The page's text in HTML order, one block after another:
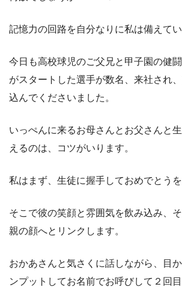
記憶力の回路を自分なりに私は備えてい
今日も高校球児のご父兄と甲子園の健
がスタートした選手が数名、来社され
込んでくださいました。
いっぺんに来るお母さんとお父さんと
えるのは、コツがいります。
私はまず、生徒に握手しておめでとうを
そこで彼の笑顔と雰囲気を飲み込み、
親の顔へとリンクします。
おかあさんと気さくに話しながら、目
ンプットしてお名前でお呼びして２回